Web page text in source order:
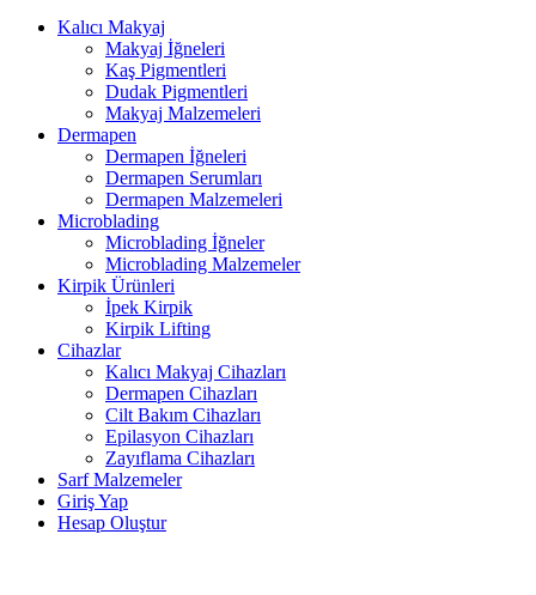
Kalıcı Makyaj
Makyaj İğneleri
Kaş Pigmentleri
Dudak Pigmentleri
Makyaj Malzemeleri
Dermapen
Dermapen İğneleri
Dermapen Serumları
Dermapen Malzemeleri
Microblading
Microblading İğneler
Microblading Malzemeler
Kirpik Ürünleri
İpek Kirpik
Kirpik Lifting
Cihazlar
Kalıcı Makyaj Cihazları
Dermapen Cihazları
Cilt Bakım Cihazları
Epilasyon Cihazları
Zayıflama Cihazları
Sarf Malzemeler
Giriş Yap
Hesap Oluştur